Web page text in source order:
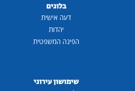
בלוגים
דעה אישית
יהדות
הפינה המשפטית
שימושון עירוני